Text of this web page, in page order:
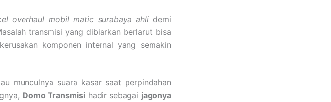
overhaul mobil matic surabaya ahli demi
transmisi yang dibiarkan berlarut bisa
komponen internal yang semakin
munculnya suara kasar saat perpindahan
Domo Transmisi hadir sebagai jagonya